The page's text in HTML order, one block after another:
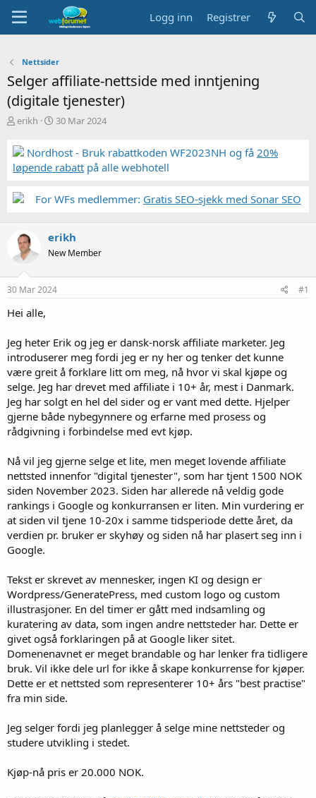
Logg inn Registrer
Nettsider
Selger affiliate-nettside med inntjening
(digitale tjenester)
T
å
d
s
a
e
r
erikh
S
r
t
a
30 Mar 2024
Nordhost - Bruk rabattkoden WF2023NH og få 20%
løpende rabatt på alle webhotell
For WFs medlemmer: Gratis SEO-sjekk med Sonar SEO
erikh
New Member
30 Mar 2024 #1
Hei alle,
Jeg heter Erik og jeg er dansk-norsk affiliate marketer. Jeg
introduserer meg fordi jeg er ny her og tenker det kunne
være greit å forklare litt om meg, nå hvor vi skal kjøpe og
selge. Jeg har drevet med affiliate i 10+ år, mest i Danmark.
Jeg har solgt en hel del sider og er vant med dette. Hjelper
gjerne både nybegynnere og erfarne med prosess og
rådgivning i forbindelse med evt kjøp.
Nå vil jeg gjerne selge et lite, men meget lovende affiliate
nettsted innenfor "digital tjenester", som har tjent 1500 NOK
siden November 2023. Siden har allerede nå veldig gode
rankings i Google og konkurransen er liten. Min vurdering er
at siden vil tjene 10-20x i samme tidsperiode dette året, da
verdien pr. bruker er skyhøy og siden nå har plasert seg inn i
Google.
Tekst er skrevet av mennesker, ingen KI og design er
Wordpress/GeneratePress, med custom logo og custom
illustrasjoner. En del timer er gått med indsamling og
kuratering av data, som ingen andre nettsteder har. Dette er
givet også forklaringen på at Google liker sitet.
Domenenavnet er meget brandable og har lenker fra tidligere
bruk. Vil ikke dele url for ikke å skape konkurrense for kjøper.
Dette er et nettsted som representerer 10+ års "best practise"
fra min side.
Jeg selger fordi jeg planlegger å selge mine nettsteder og
studere utvikling i stedet.
Kjøp-nå pris er 20.000 NOK.